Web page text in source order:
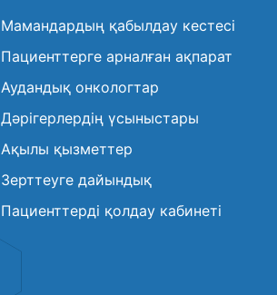
Мамандардың қабылдау кестесі
Пациенттерге арналған ақпарат
Аудандық онкологтар
Дәрігерлердің үсыныстары
Ақылы қызметтер
Зерттеуге дайындық
Пациенттерді қолдау кабинеті